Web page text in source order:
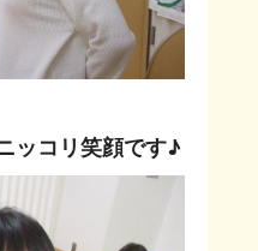
ッコリ笑顔です♪